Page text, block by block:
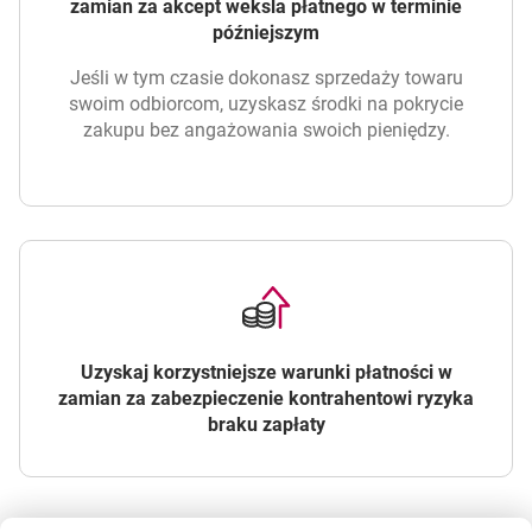
zamian za akcept weksla płatnego w terminie
późniejszym
Jeśli w tym czasie dokonasz sprzedaży towaru
swoim odbiorcom, uzyskasz środki na pokrycie
zakupu bez angażowania swoich pieniędzy.
Uzyskaj korzystniejsze warunki płatności w
zamian za zabezpieczenie kontrahentowi ryzyka
braku zapłaty